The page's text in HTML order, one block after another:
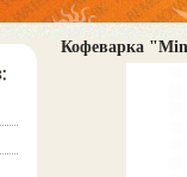
Кофеварка